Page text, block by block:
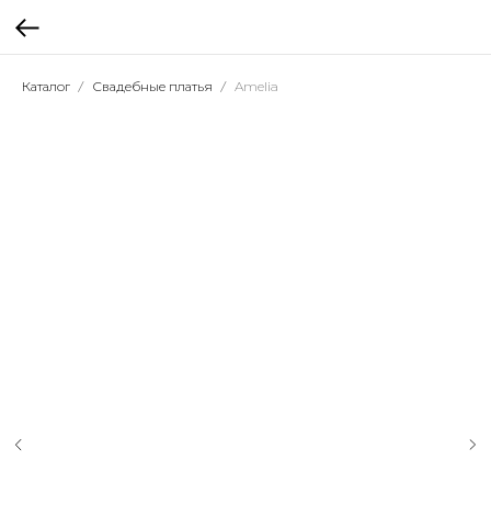
Каталог Свадебные платья Amelia